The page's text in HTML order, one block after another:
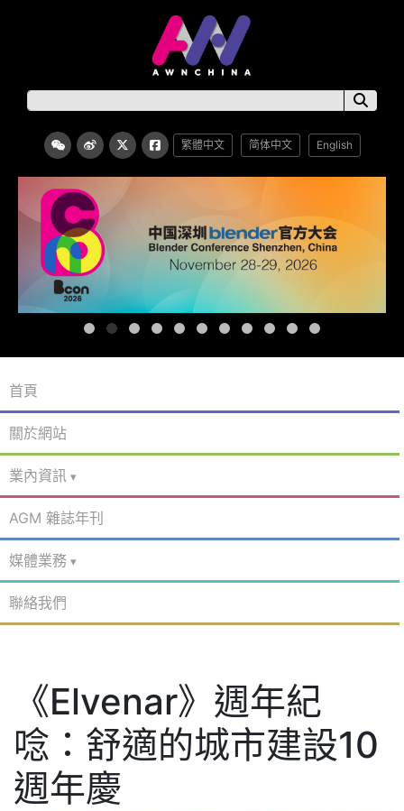
繁體中文 简体中文 English
首頁
關於網站
業內資訊
AGM 雜誌年刊
媒體業務
聯絡我們
《Elvenar》週年紀
唸：舒適的城市建設10
週年慶